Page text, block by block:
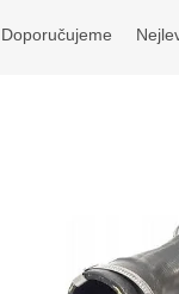
Doporučujeme